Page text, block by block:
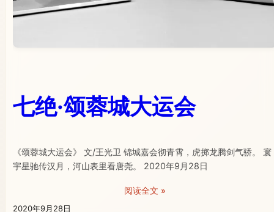
七绝·颂蓉城大运会
《颂蓉城大运会》 文/王光卫 锦城嘉会彻青霄，虎掷龙腾剑气骄。 寰
宇星驰传汉月，河山表里看唐尧。 2020年9月28日
阅读全文 »
2020年9月28日